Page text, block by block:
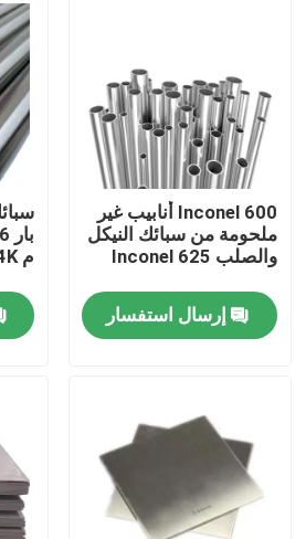
جولة في المعمل
مراقبة الجودة
اتصل بنا
مادة Inconel 600
مادة Incoloy 800
مادة Inconel 718
Inconel 600 أنابيب غير
ملحومة من سبائك النيكل
والصلب Inconel 625
إرسال استفسار
م 2B BA 4K